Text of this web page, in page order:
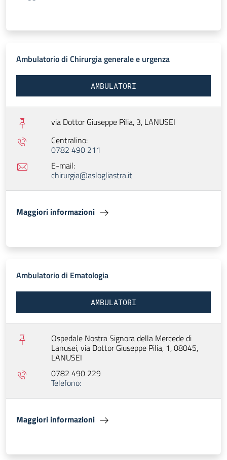
Ambulatorio di Chirurgia generale e urgenza
AMBULATORI
via Dottor Giuseppe Pilia, 3, LANUSEI
Centralino:
0782 490 211
E-mail:
chirurgia@aslogliastra.it
Maggiori informazioni
Ambulatorio di Ematologia
AMBULATORI
Ospedale Nostra Signora della Mercede di
Lanusei, via Dottor Giuseppe Pilia, 1, 08045,
LANUSEI
0782 490 229
Telefono:
Maggiori informazioni